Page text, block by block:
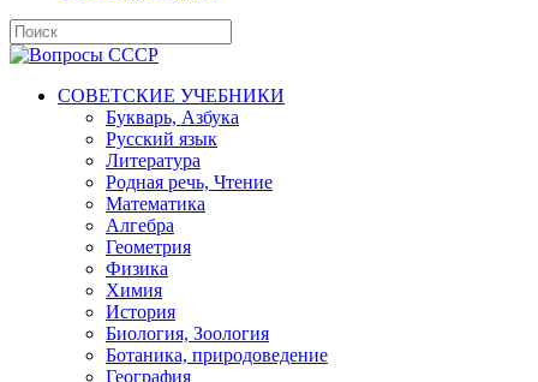
СОВЕТСКИЕ УЧЕБНИКИ
Букварь, Азбука
Русский язык
Литература
Родная речь, Чтение
Математика
Алгебра
Геометрия
Физика
Химия
История
Биология, Зоология
Ботаника, природоведение
География